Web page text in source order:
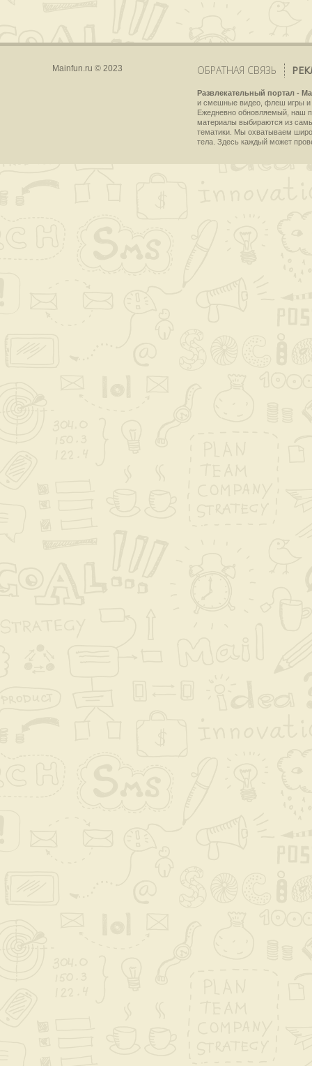
Mainfun.ru © 2023 ОБРАТНАЯ СВЯЗЬ
Развлекательный портал -
и смешные видео, флеш игры и
Ежедневно обновляемый, наш
материалы выбираются из
тематики. Мы охватываем
тела. Здесь каждый может